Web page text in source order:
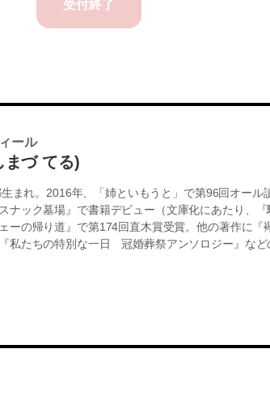
受付終了
ール
まづ てる)
まれ。2016年、「姉といもうと」で第96回オール
ナック墓場』で書籍デビュー（文庫化にあたり、
ーの帰り道』で第174回直木賞受賞。他の著作に『
私たちの特別な一日 冠婚葬祭アンソロジー』な